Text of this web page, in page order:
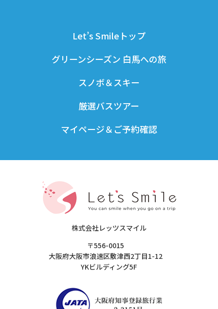
Let’s Smileトップ
グリーンシーズン 白馬への旅
スノボ＆スキー
厳選バスツアー
マイページ＆ご予約確認
株式会社レッツスマイル
〒556-0015
大阪府大阪市浪速区敷津西2丁目1-12
YKビルディング5F